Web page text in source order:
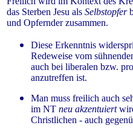
das Sterben Jesu als Selbstopfer
und Opfernder zusammen.
Diese Erkenntnis
Redeweise vom
auch bei liberalen bzw.
anzutreffen ist.
Man muss freilich auch
im NT neu akzentuiert
Christlichen - auch